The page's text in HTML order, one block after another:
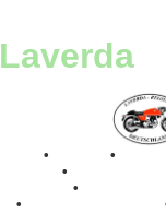
Laverda-
• •
•
•
•